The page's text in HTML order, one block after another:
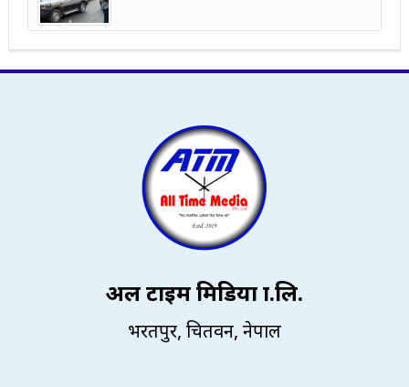
अल टाइम मिडिया प्रा.लि.
भरतपुर, चितवन, नेपाल